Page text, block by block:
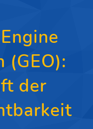
(GEO):
der